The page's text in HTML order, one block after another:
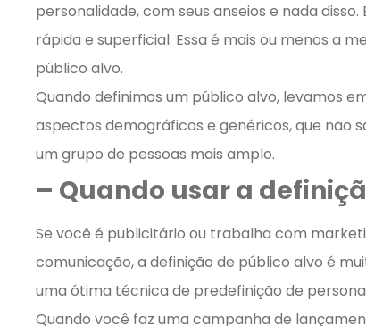
personalidade, com seus anseios e nada
rápida e superficial. Essa é mais ou menos a
público alvo.
Quando definimos um público alvo, levamos
aspectos demográficos e genéricos, que não
um grupo de pessoas mais amplo.
– Quando usar a
Se você é publicitário ou trabalha com
comunicação, a definição de público alvo é
uma ótima técnica de predefinição de
Quando você faz uma campanha de